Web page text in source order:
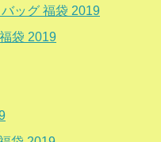
ッグ 福袋 2019
袋 2019